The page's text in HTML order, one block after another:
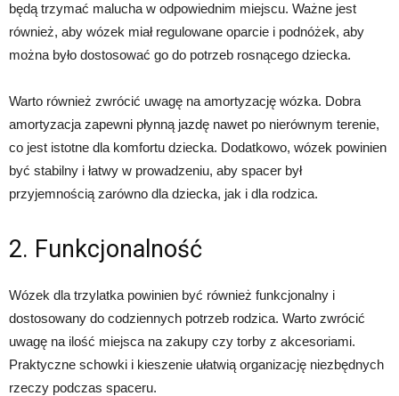
będą trzymać malucha w odpowiednim miejscu. Ważne jest
również, aby wózek miał regulowane oparcie i podnóżek, aby
można było dostosować go do potrzeb rosnącego dziecka.
Warto również zwrócić uwagę na amortyzację wózka. Dobra
amortyzacja zapewni płynną jazdę nawet po nierównym terenie,
co jest istotne dla komfortu dziecka. Dodatkowo, wózek powinien
być stabilny i łatwy w prowadzeniu, aby spacer był
przyjemnością zarówno dla dziecka, jak i dla rodzica.
2. Funkcjonalność
Wózek dla trzylatka powinien być również funkcjonalny i
dostosowany do codziennych potrzeb rodzica. Warto zwrócić
uwagę na ilość miejsca na zakupy czy torby z akcesoriami.
Praktyczne schowki i kieszenie ułatwią organizację niezbędnych
rzeczy podczas spaceru.